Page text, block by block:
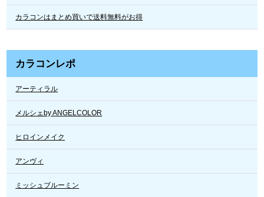
カラコンはまとめ買いで送料無料がお得
カラコンレポ
アーティラル
メルシェby ANGELCOLOR
ヒロインメイク
アンヴィ
ミッシュブルーミン